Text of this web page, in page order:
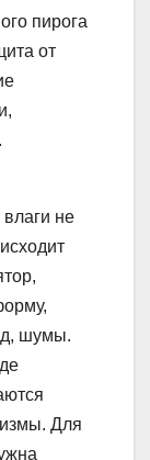
пирога
от
не
шумы.
Для